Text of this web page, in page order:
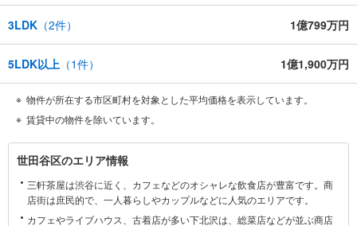
3LDK （2件） 1億799万円
5LDK以上 （1件） 1億1,900万円
物件が所在する市区町村を対象とした平均価格を表示しています。
賃貸中の物件を除いています。
世
田
谷
区
に
世田谷区のエリア情報
三軒茶屋は渋谷に近く、カフェなどのオシャレな飲食店が豊富です。商
店街は庶民的で、一人暮らしやカップルなどに人気のエリアです。
カフェやライブハウス、古着店が多い下北沢は、総菜店などが並ぶ商店